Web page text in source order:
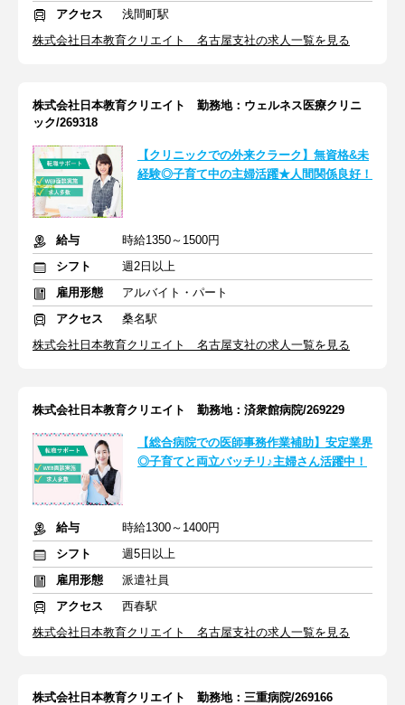
アクセス
浅間町駅
株式会社日本教育クリエイト 名古屋支社の求人一覧を見る
株式会社日本教育クリエイト 勤務地：ウェルネス医療クリニ
ック/269318
【クリニックでの外来クラーク】無資格&未
経験◎子育て中の主婦活躍★人間関係良好！
給与
時給1350～1500円
シフト
週2日以上
雇用形態
アルバイト・パート
アクセス
桑名駅
株式会社日本教育クリエイト 名古屋支社の求人一覧を見る
株式会社日本教育クリエイト 勤務地：済衆館病院/269229
【総合病院での医師事務作業補助】安定業界
◎子育てと両立バッチリ♪主婦さん活躍中！
給与
時給1300～1400円
シフト
週5日以上
雇用形態
派遣社員
アクセス
西春駅
株式会社日本教育クリエイト 名古屋支社の求人一覧を見る
株式会社日本教育クリエイト 勤務地：三重病院/269166